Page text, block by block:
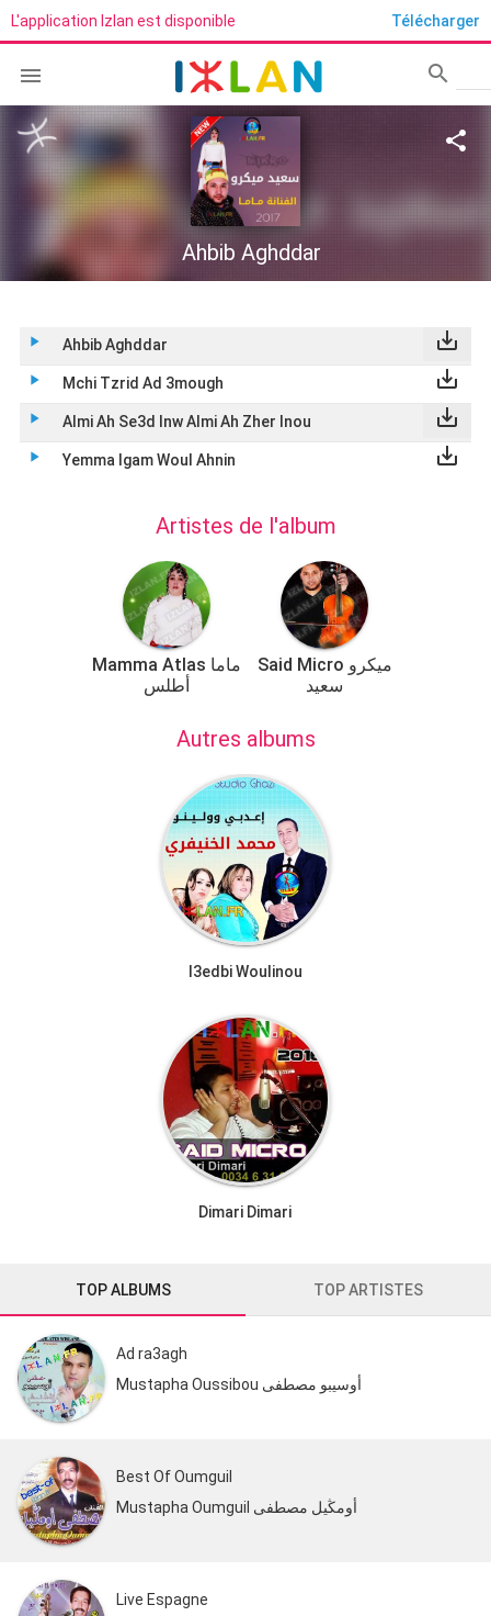
L'application Izlan est disponible Télécharger
 search
Ahbib Aghddar
play_arrow Ahbib Aghddar save_alt
play_arrow Mchi Tzrid Ad 3mough save_alt
play_arrow Almi Ah Se3d Inw Almi Ah Zher Inou save_alt
play_arrow Yemma Igam Woul Ahnin save_alt
Artistes de l'album
Mamma Atlas ماما
أطلس
Said Micro ميكرو
سعيد
Autres albums
I3edbi Woulinou
Dimari Dimari
share
TOP ALBUMS TOP ARTISTES
Ad ra3agh
Mustapha Oussibou أوسيبو مصطفى
Best Of Oumguil
Mustapha Oumguil أومڭيل مصطفى
Live Espagne